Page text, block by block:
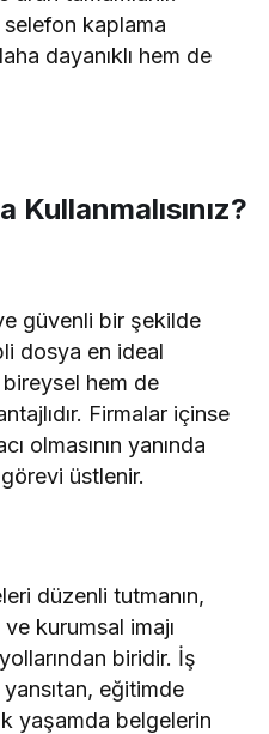
kaplama
dayanıklı hem de
güvenli bir şekilde
dosya en ideal
hem de
Firmalar içinse
olmasının yanında
üstlenir.
düzenli tutmanın,
ve kurumsal imajı
biridir. İş
eğitimde
yaşamda belgelerin